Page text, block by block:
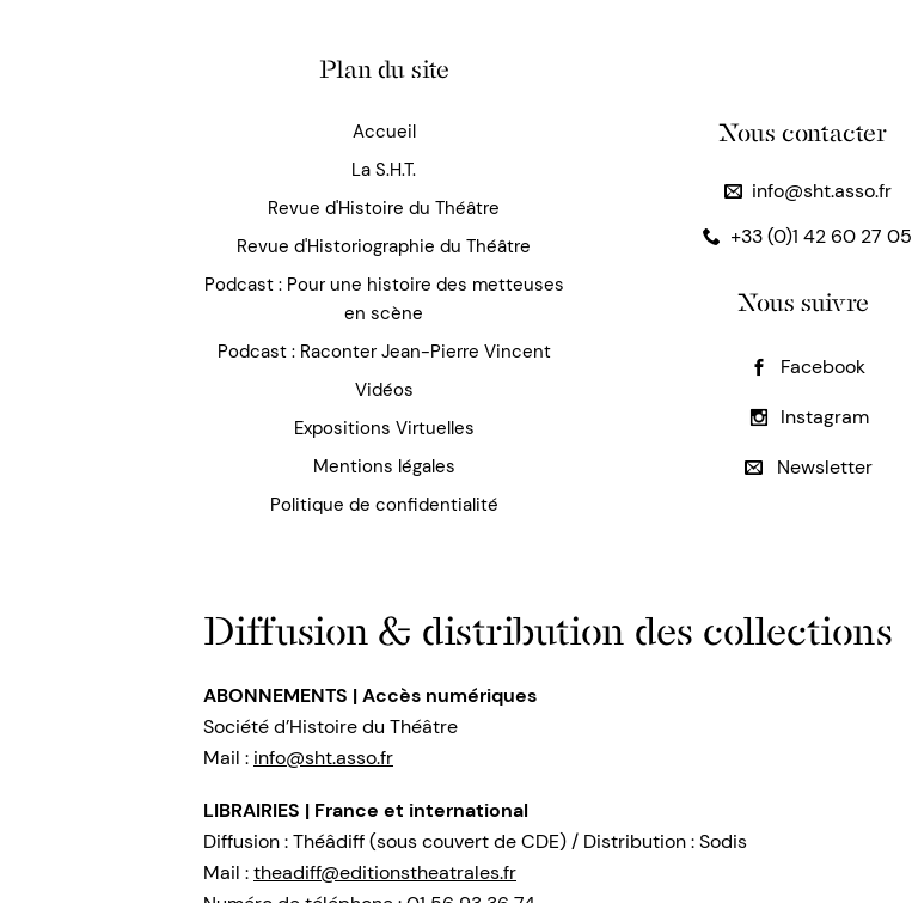
Plan du site
Accueil
La S.H.T.
Revue d'Histoire du Théâtre
Revue d'Historiographie du Théâtre
Podcast : Pour une histoire des metteuses
en scène
Podcast : Raconter Jean-Pierre Vincent
Vidéos
Expositions Virtuelles
Mentions légales
Politique de confidentialité
Nous contacter
info@sht.asso.fr
+33 (0)1 42 60 27 05
Nous suivre
Facebook
Instagram
Newsletter
Diffusion & distribution des collections
ABONNEMENTS | Accès numériques
Société d’Histoire du Théâtre
Mail : info@sht.asso.fr
LIBRAIRIES | France et international
Diffusion : Théâdiff (sous couvert de CDE) / Distribution : Sodis
Mail :theadiff@editionstheatrales.fr